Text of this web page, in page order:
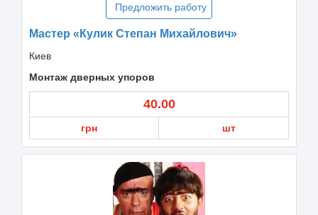
Предложить работу
Мастер «Кулик Степан Михайлович»
Киев
Монтаж дверных упоров
40.00
грн шт